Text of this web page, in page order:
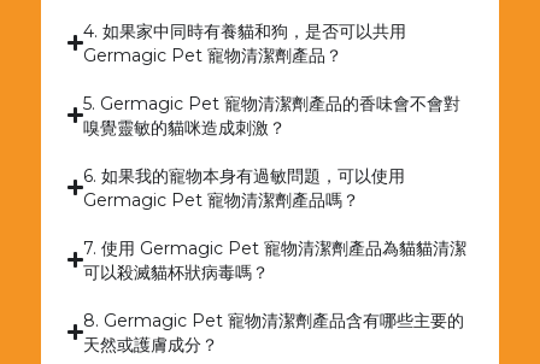
4. 如果家中同時有養貓和狗，是否可以共用
Germagic Pet 寵物清潔劑產品？
5. Germagic Pet 寵物清潔劑產品的香味會不會對
嗅覺靈敏的貓咪造成刺激？
6. 如果我的寵物本身有過敏問題，可以使用
Germagic Pet 寵物清潔劑產品嗎？
7. 使用 Germagic Pet 寵物清潔劑產品為貓貓清潔
可以殺滅貓杯狀病毒嗎？
8. Germagic Pet 寵物清潔劑產品含有哪些主要的
天然或護膚成分？